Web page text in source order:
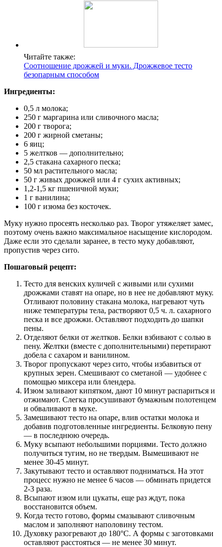
Читайте также:
Соотношение дрожжей и муки. Дрожжевое тесто
безопарным способом
Ингредиенты:
0,5 л молока;
250 г маргарина или сливочного масла;
200 г творога;
200 г жирной сметаны;
6 яиц;
5 желтков — дополнительно;
2,5 стакана сахарного песка;
50 мл растительного масла;
50 г живых дрожжей или 4 г сухих активных;
1,2-1,5 кг пшеничной муки;
1 г ванилина;
100 г изюма без косточек.
Муку нужно просеять несколько раз. Творог утяжеляет замес,
поэтому очень важно максимальное насыщение кислородом.
Даже если это сделали заранее, в тесто муку добавляют,
пропустив через сито.
Пошаговый рецепт:
Тесто для венских куличей с живыми или сухими
дрожжами ставят на опаре, но в нее не добавляют муку.
Отливают половину стакана молока, нагревают чуть
ниже температуры тела, растворяют 0,5 ч. л. сахарного
песка и все дрожжи. Оставляют подходить до шапки
пены.
Отделяют белки от желтков. Белки взбивают с солью в
пену. Желтки (вместе с дополнительными) перетирают
добела с сахаром и ванилином.
Творог пропускают через сито, чтобы избавиться от
крупных зерен. Смешивают со сметаной — удобнее с
помощью миксера или блендера.
Изюм заливают кипятком, дают 10 минут распариться и
отжимают. Слегка просушивают бумажным полотенцем
и обваливают в муке.
Замешивают тесто на опаре, влив остатки молока и
добавив подготовленные ингредиенты. Белковую пену
— в последнюю очередь.
Муку всыпают небольшими порциями. Тесто должно
получиться тугим, но не твердым. Вымешивают не
менее 30-45 минут.
Закутывают тесто и оставляют подниматься. На этот
процесс нужно не менее 6 часов — обминать придется
2-3 раза.
Всыпают изюм или цукаты, еще раз ждут, пока
восстановится объем.
Когда тесто готово, формы смазывают сливочным
маслом и заполняют наполовину тестом.
Духовку разогревают до 180°С. А формы с заготовками
оставляют расстояться — не менее 30 минут.